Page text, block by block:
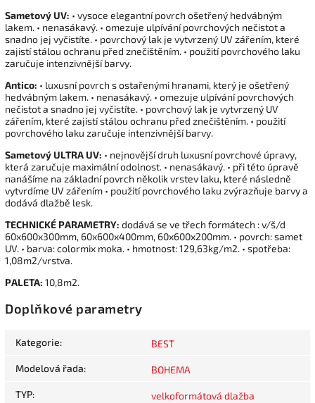
Sametový UV: • vysoce elegantní povrch ošetřený hedvábným
lakem. • nenasákavý. • omezuje ulpívání povrchových nečistot a
snadno jej vyčistíte. • povrchový lak je vytvrzený UV zářením, které
zajistí stálou ochranu před znečištěním. • použití povrchového laku
zaručuje intenzivnější barvy.
Antico: • luxusní povrch s ostařenými hranami, který je ošetřený
hedvábným lakem. • nenasákavý. • omezuje ulpívání povrchových
nečistot a snadno jej vyčistíte. • povrchový lak je vytvrzený UV
zářením, které zajistí stálou ochranu před znečištěním. • použití
povrchového laku zaručuje intenzivnější barvy.
Sametový ULTRA UV: • nejnovější druh luxusní povrchové úpravy,
která zaručuje maximální odolnost. • nenasákavý. • při této úpravě
nanášíme na základní povrch několik vrstev laku, které následně
vytvrdíme UV zářením • použití povrchového laku zvýrazňuje barvy a
dodává dlažbě lesk.
TECHNICKÉ PARAMETRY: dodává se ve třech formátech : v/š/d
60x600x300mm, 60x600x400mm, 60x600x200mm. • povrch: samet
UV. • barva: colormix moka. • hmotnost: 129,63kg/m2. • spotřeba:
1,08m2/vrstva.
PALETA: 10,8m2.
Doplňkové parametry
Kategorie: BEST
Modelová řada: BOHEMA
TYP: velkoformátová dlažba